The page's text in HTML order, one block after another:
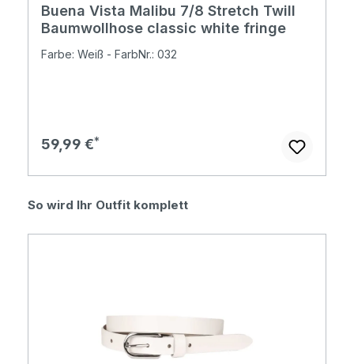
Buena Vista Malibu 7/8 Stretch Twill
Baumwollhose classic white fringe
Farbe: Weiß - FarbNr.: 032
Regulärer Preis:
59,99 €
Produktgalerie überspringen
So wird Ihr Outfit komplett